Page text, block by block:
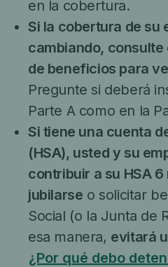
en la cobertura.
Si la cobertura de su
cambiando,
de beneficios para
Pregunte si deberá
Parte A como en la
Si tiene una cuenta
(HSA), usted y su
contribuir a su HSA
jubilarse o solicitar
Social (o la Junta de
esa manera, evitará
¿Por qué debo